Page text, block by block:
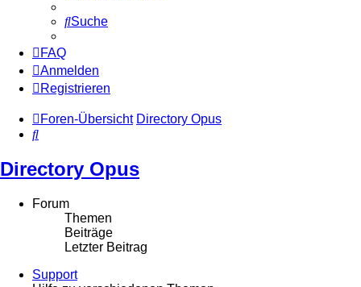
Suche
FAQ
Anmelden
Registrieren
Foren-Übersicht Directory Opus
Suche
Directory Opus
Forum
Themen
Beiträge
Letzter Beitrag
Support